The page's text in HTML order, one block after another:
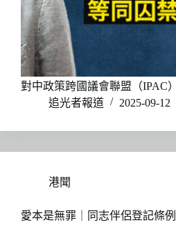
對中政策跨國議會聯盟（IPAC
追光者報道
2025-09-12
港聞
愛本是無罪｜同志伴侶登記條